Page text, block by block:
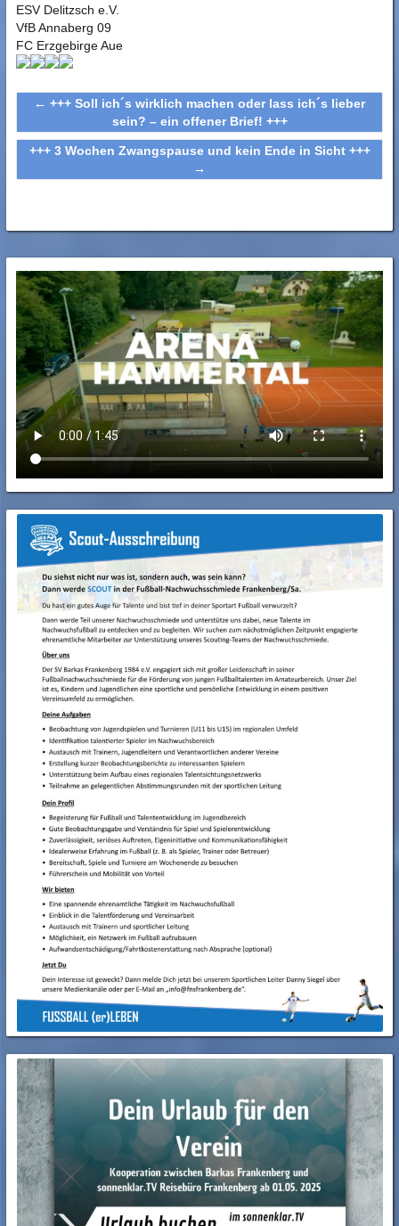
ESV Delitzsch e.V.
VfB Annaberg 09
FC Erzgebirge Aue
← +++ Soll ich´s wirklich machen oder lass ich´s lieber
sein? – ein offener Brief! +++
+++ 3 Wochen Zwangspause und kein Ende in Sicht +++
→